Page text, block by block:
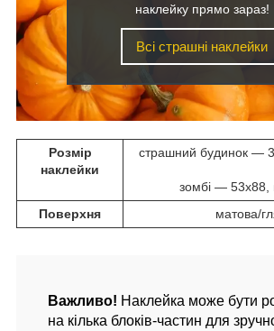
наклейку прямо зараз!
Всі страшні наклейки
Розмір
наклейки
страшний будинок ―
зомбі ―
Поверхня
матова/
Важливо! Наклейка може бути
на кілька блоків-частин для